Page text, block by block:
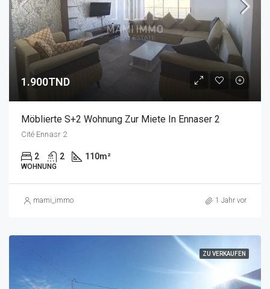
1.900TND
Möblierte S+2 Wohnung Zur Miete In Ennaser 2
Cité Ennasr 2
2 2 110m²
WOHNUNG
mami_immo 1 Jahr vor
ZU VERKAUFEN